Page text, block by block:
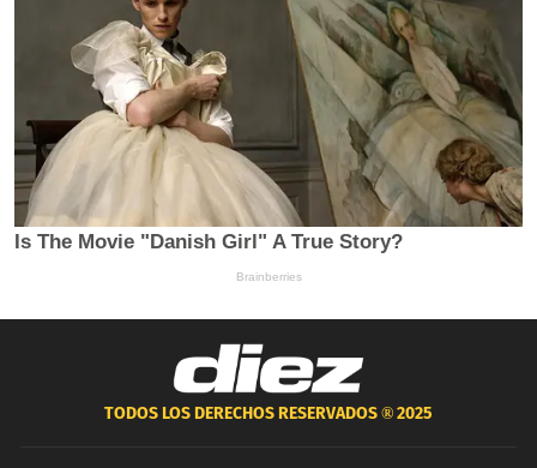
TODOS LOS DERECHOS RESERVADOS ®2025